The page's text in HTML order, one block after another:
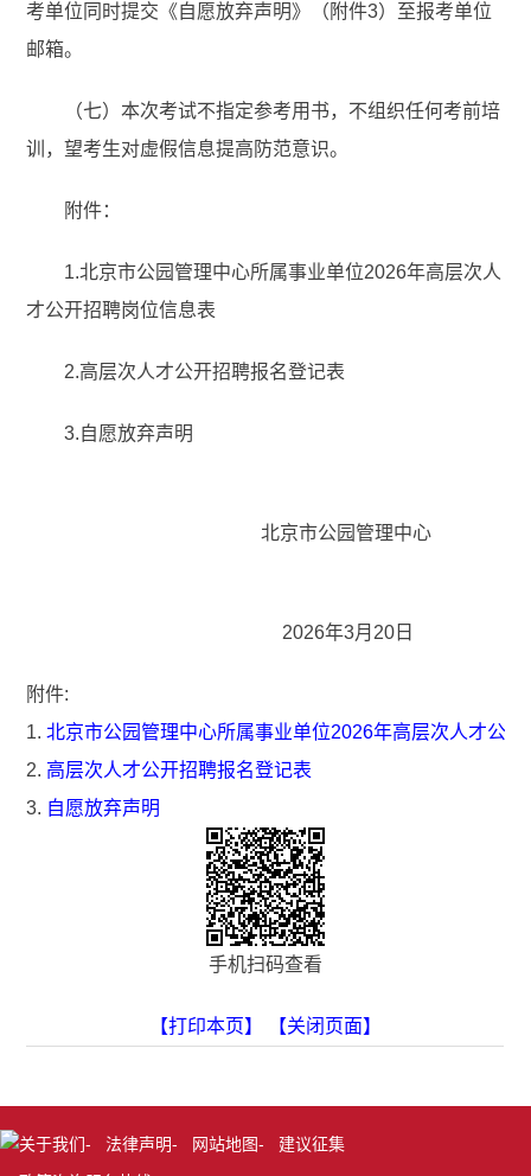
考单位同时提交《自愿放弃声明》（附件3）至报考单位
邮箱。
（七）本次考试不指定参考用书，不组织任何考前培
训，望考生对虚假信息提高防范意识。
附件：
1.北京市公园管理中心所属事业单位2026年高层次人
才公开招聘岗位信息表
2.高层次人才公开招聘报名登记表
3.自愿放弃声明
北京市公园管理中心
2026年3月20日
附件:
1.北京市公园管理中心所属事业单位2026年高层次人才公
2. 高层次人才公开招聘报名登记表
3. 自愿放弃声明
手机扫码查看
【打印本页】 【关闭页面】
关于我们- 法律声明- 网站地图- 建议征集